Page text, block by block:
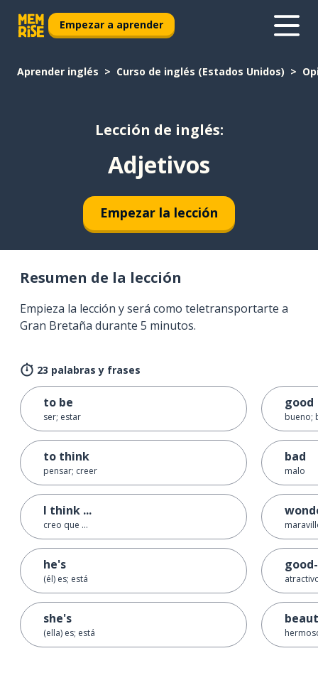
Empezar a aprender
Aprender inglés Curso de inglés (Estados Unidos)
Lección de inglés:
Adjetivos
Empezar la lección
Resumen de la lección
Empieza la lección y será como teletransportarte a
Gran Bretaña durante 5 minutos.
23 palabras y frases
to be
ser; estar
to think
pensar; creer
I think ...
creo que ...
he's
(él) es; está
she's
(ella) es; está
good
bueno;
bad
malo